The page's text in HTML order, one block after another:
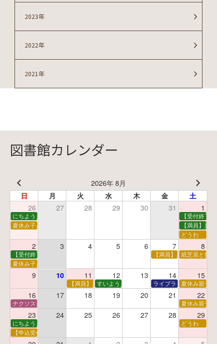
2023年
2022年
2021年
図書館カレンダー
2026年 8月
日 月 火 水 木 金 土
26 27 28 29 30 31 1
にちようえほん
【受付終了
夏休み子ども映画会
【満員】夏
どうわ
2 3 4 5 6 7 8
【受付終了】親子で挑戦！調べ学習ワークショップ 【満員】夏休み科学あ
紙芝居と折
夏休み子ども平和映画会
9 10 11 12 13 14 15
【満員】夏休みおはなし工作会
すいようえほん ライブラリーシアター
夏休み親子
16 17 18 19 20 21 22
ナクソス音楽会 第5回 NHK交響楽団創立100年 夏休み親子
23 24 25 26 27 28 29
にちようえほん
どうわ
【申込受付中】ゆうべのこわ～いおはなし会